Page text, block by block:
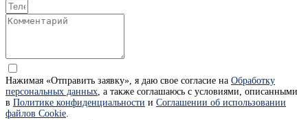
Нажимая «Отправить заявку», я даю свое согласие на Обработку
персональных данных, а также соглашаюсь с условиями, описанными
в Политике конфиденциальности и Соглашении об использовании
файлов Cookie.